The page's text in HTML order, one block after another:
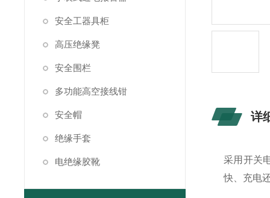
安全工器具柜
高压绝缘凳
安全围栏
多功能高空接线钳
安全帽
绝缘手套
电绝缘胶靴
详
采用开关
快、充电